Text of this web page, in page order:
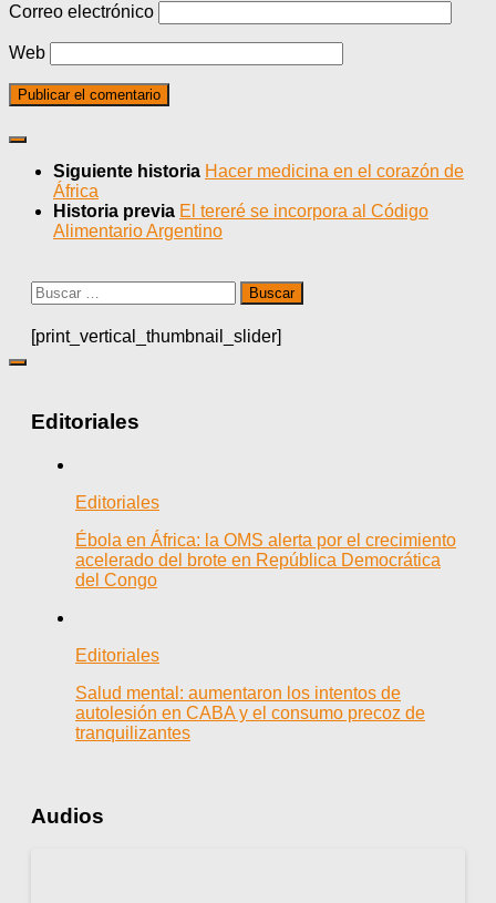
Correo electrónico
Web
Siguiente historia Hacer medicina en el corazón de
África
Historia previa El tereré se incorpora al Código
Alimentario Argentino
Buscar:
[print_vertical_thumbnail_slider]
Editoriales
Editoriales
Ébola en África: la OMS alerta por el crecimiento
acelerado del brote en República Democrática
del Congo
Editoriales
Salud mental: aumentaron los intentos de
autolesión en CABA y el consumo precoz de
tranquilizantes
Audios